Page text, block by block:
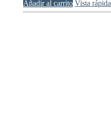
Añadir al carrito Vista rápida